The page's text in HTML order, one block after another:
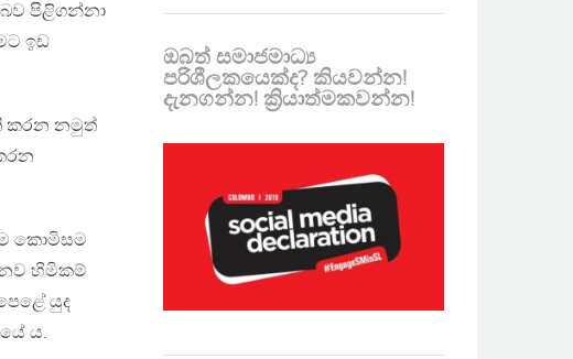
බව පිළිගන්නා
ඉඩ
කරන නමුත්
කොමිසම
හිමිකම්
යුද
ය.
ඔබත් සමාජමාධ්‍ය
පරිශීලකයෙක්ද? කියවන්න!
දැනගන්න! ක්‍රියාත්මකවන්න!